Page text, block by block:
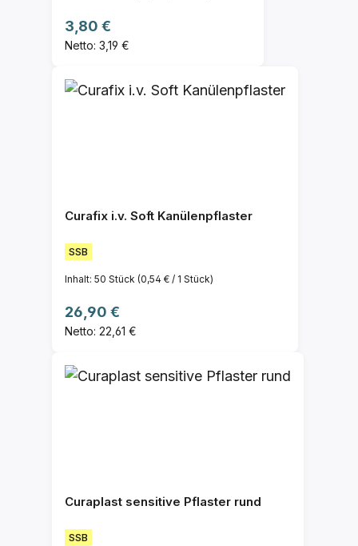
Regulärer Preis:
3,80 €
Netto: 3,19 €
Curafix i.v. Soft Kanülenpflaster
SSB
Inhalt: 50 Stück (0,54 € / 1 Stück)
Regulärer Preis:
26,90 €
Netto: 22,61 €
Curaplast sensitive Pflaster rund
SSB